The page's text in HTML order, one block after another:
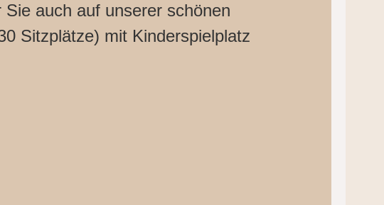
auch auf unserer schönen
Sitzplätze) mit Kinderspielplatz